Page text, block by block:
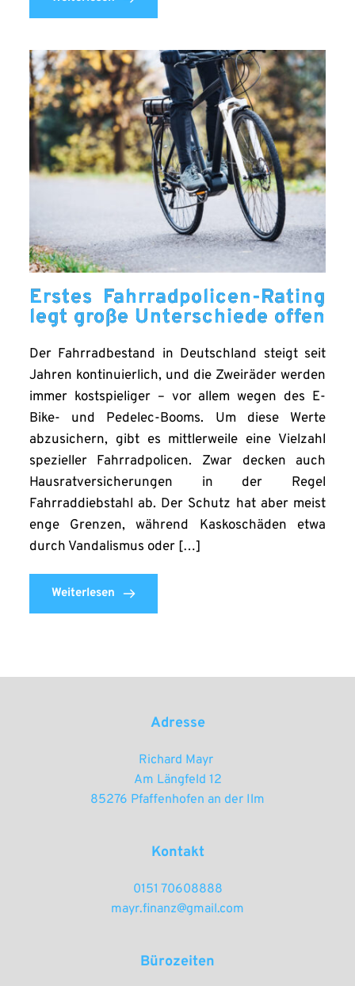
Erstes Fahrradpolicen-Rating
legt große Unterschiede offen
Der Fahrradbestand in Deutschland steigt seit
Jahren kontinuierlich, und die Zweiräder werden
immer kostspieliger – vor allem wegen des E-
Bike- und Pedelec-Booms. Um diese Werte
abzusichern, gibt es mittlerweile eine Vielzahl
spezieller Fahrradpolicen. Zwar decken auch
Hausratversicherungen in der Regel
Fahrraddiebstahl ab. Der Schutz hat aber meist
enge Grenzen, während Kaskoschäden etwa
durch Vandalismus oder […]
Weiterlesen
Adresse
Richard Mayr
Am Längfeld 12
85276 Pfaffenhofen an der Ilm
Kontakt
0151 70608888
mayr.finanz@gmail.com
Bürozeiten